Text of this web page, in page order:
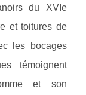
du XVIe
et toitures de
les bocages
témoignent
et son